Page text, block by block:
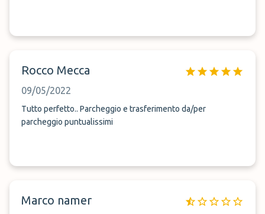
Rocco Mecca
09/05/2022
Tutto perfetto.. Parcheggio e trasferimento da/per
parcheggio puntualissimi
Marco namer